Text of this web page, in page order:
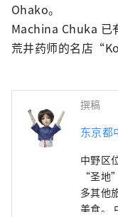
Ohako。
Machina Chuka 已
荒井药师的名店
撰稿
东京都
中野区
“圣地
多其他
美食。